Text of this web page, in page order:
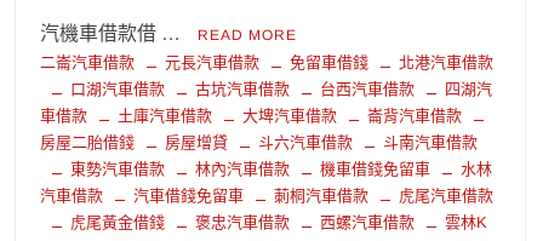
汽機車借款借 … READ MORE
二崙汽車借款 元長汽車借款 免留車借錢
北港汽車借款
口湖汽車借款
古坑汽車借款 台西汽車借款
四湖汽
車借款
土庫汽車借款 大埤汽車借款
崙背汽車借款
房屋二胎借錢
房屋增貸 斗六汽車借款
斗南汽車借款
東勢汽車借款
林內汽車借款 機車借錢免留車
水林
汽車借款
汽車借錢免留車 莿桐汽車借款
虎尾汽車借款
虎尾黃金借錢
褒忠汽車借款 西螺汽車借款
雲林K